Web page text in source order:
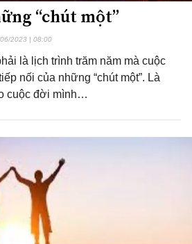
“chút một”
2023 | 08:00
là lịch trình trăm năm mà cuộc
nối của những “chút một”. Là
cuộc đời mình…